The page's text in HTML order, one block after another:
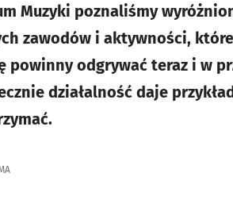
Muzyki poznaliśmy
zawodów i aktywności,
odgrywać teraz i w
działalność daje